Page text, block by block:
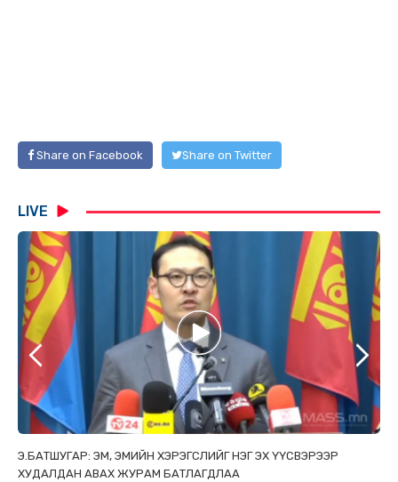
Share on Facebook Share on Twitter
LIVE
Э.БАТШУГАР: ЭМ, ЭМИЙН ХЭРЭГСЛИЙГ НЭГ ЭХ ҮҮСВЭРЭЭР
ХУДАЛДАН АВАХ ЖУРАМ БАТЛАГДЛАА